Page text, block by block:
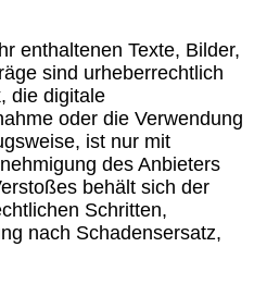
enthaltenen Texte, Bilder,
sind urheberrechtlich
die digitale
oder die Verwendung
ist nur mit
des Anbieters
behält sich der
Schritten,
nach Schadensersatz,